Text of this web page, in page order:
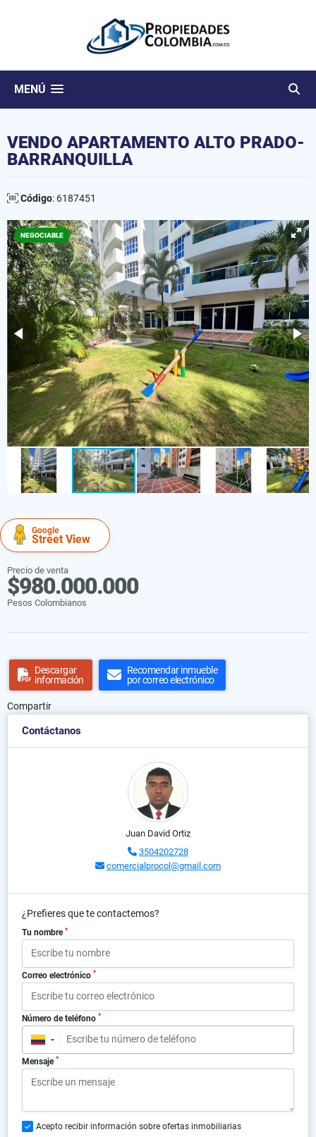
MENÚ
VENDO APARTAMENTO ALTO PRADO-
BARRANQUILLA
Código: 6187451
NEGOCIABLE
Google
Street View
Precio de venta
$980.000.000
Pesos Colombianos
Descargar
información
Recomendar inmueble
por correo electrónico
Compartir
Contáctanos
Juan David Ortiz
3504202728
comercialprocol@gmail.com
¿Prefieres que te contactemos?
Tu nombre *
Correo electrónico *
Número de teléfono *
▼
Mensaje *
Acepto recibir información sobre ofertas inmobiliarias